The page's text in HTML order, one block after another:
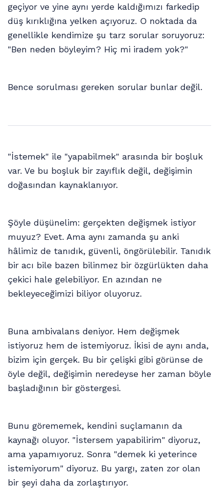
geçiyor ve yine aynı yerde kaldığımızı farkedip
düş kırıklığına yelken açıyoruz. O noktada da
genellikle kendimize şu tarz sorular soruyoruz:
"Ben neden böyleyim? Hiç mi iradem yok?"
Bence sorulması gereken sorular bunlar değil.
"İstemek" ile "yapabilmek" arasında bir boşluk
var. Ve bu boşluk bir zayıflık değil, değişimin
doğasından kaynaklanıyor.
Şöyle düşünelim: gerçekten değişmek istiyor
muyuz? Evet. Ama aynı zamanda şu anki
hâlimiz de tanıdık, güvenli, öngörülebilir. Tanıdık
bir acı bile bazen bilinmez bir özgürlükten daha
çekici hale gelebiliyor. En azından ne
bekleyeceğimizi biliyor oluyoruz.
Buna ambivalans deniyor. Hem değişmek
istiyoruz hem de istemiyoruz. İkisi de aynı anda,
bizim için gerçek. Bu bir çelişki gibi görünse de
öyle değil, değişimin neredeyse her zaman böyle
başladığının bir göstergesi.
Bunu görememek, kendini suçlamanın da
kaynağı oluyor. "İstersem yapabilirim" diyoruz,
ama yapamıyoruz. Sonra "demek ki yeterince
istemiyorum" diyoruz. Bu yargı, zaten zor olan
bir şeyi daha da zorlaştırıyor.